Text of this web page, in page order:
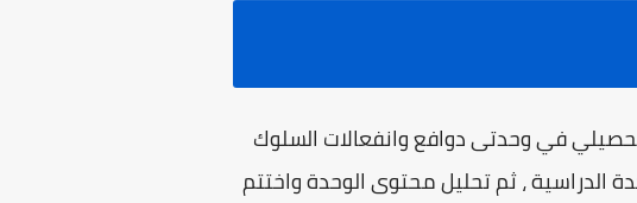
في وحدتى دوافع وانفعالات السلوك
الدراسية ، ثم تحليل محتوى الوحدة واختتم